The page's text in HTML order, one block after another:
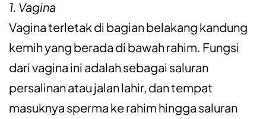
1. Vagina
Vagina terletak di bagian belakang kandung
kemih yang berada di bawah rahim. Fungsi
dari vagina ini adalah sebagai saluran
persalinan atau jalan lahir, dan tempat
masuknya sperma ke rahim hingga saluran